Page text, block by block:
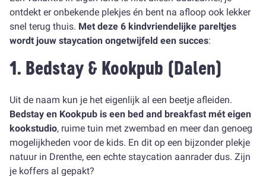
ontdekt er onbekende plekjes én bent na afloop ook lekker
snel terug thuis. Met deze 6 kindvriendelijke pareltjes
wordt jouw staycation ongetwijfeld een succes:
1. Bedstay & Kookpub (Dalen)
Uit de naam kun je het eigenlijk al een beetje afleiden.
Bedstay en Kookpub is een bed and breakfast mét eigen
kookstudio, ruime tuin met zwembad en meer dan genoeg
mogelijkheden voor de kids. En dit op een bijzonder plekje
natuur in Drenthe, een echte staycation aanrader dus. Zijn
je koffers al gepakt?